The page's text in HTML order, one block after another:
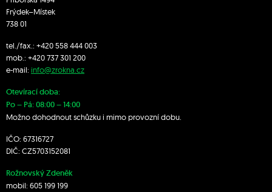
Frýdek–Místek
738 01
tel./fax.: +420 558 444 003
mob.: +420 737 301 200
e-mail: info@zrokna.cz
Otevírací doba:
Po – Pá: 08:00 – 14:00
Možno dohodnout schůzku i mimo provozní dobu.
IČO: 67316727
DIČ: CZ5703152081
Rožnovský Zdeněk
mobil: 605 199 199